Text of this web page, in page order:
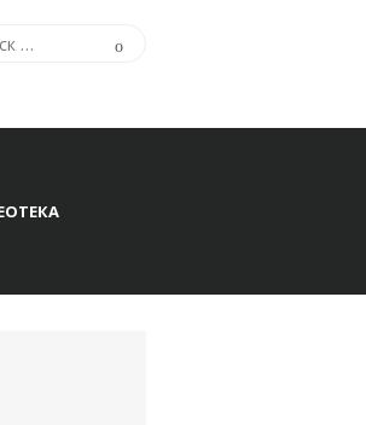
Поиск